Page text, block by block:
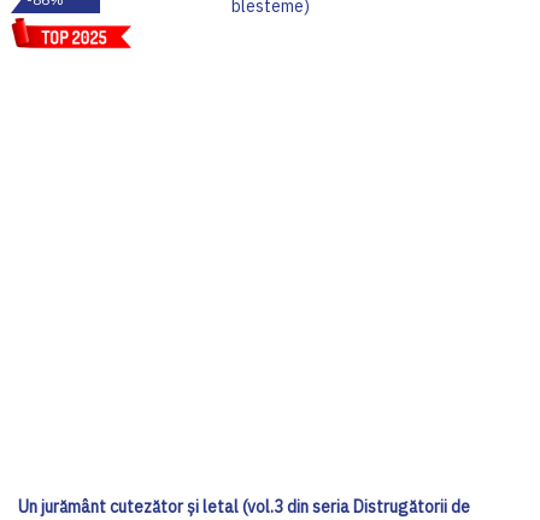
Un jurământ cutezător și letal (vol.3 din seria Distrugătorii de